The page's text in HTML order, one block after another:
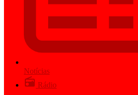
Notícias
Rádio